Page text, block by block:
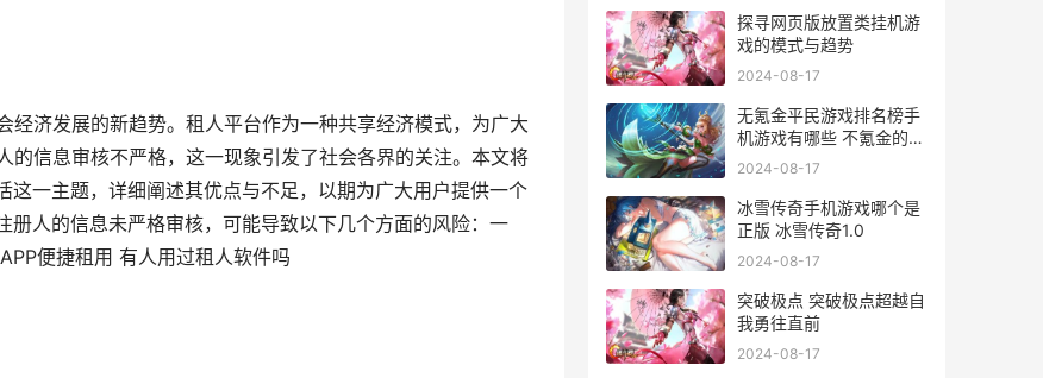
济发展的新趋势。租人平台作为一种共享经济模式，为广大
的信息审核不严格，这一现象引发了社会各界的关注。本文将
这一主题，详细阐述其优点与不足，以期为广大用户提供一个
册人的信息未严格审核，可能导致以下几个方面的风险：一
便捷租用 有人用过租人软件吗
探寻网页版放置类挂机游
戏的模式与趋势
2024-08-17
无氪金平民游戏排名榜手
机游戏有哪些 不氪金的好
玩游戏
2024-08-17
冰雪传奇手机游戏哪个是
正版 冰雪传奇1.0
2024-08-17
突破极点 突破极点超越自
我勇往直前
2024-08-17